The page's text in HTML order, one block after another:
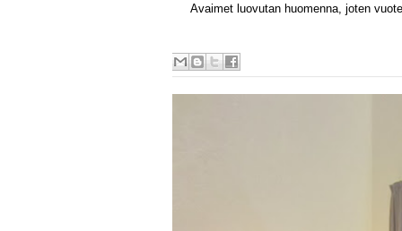
Avaimet luovutan huomenna, joten